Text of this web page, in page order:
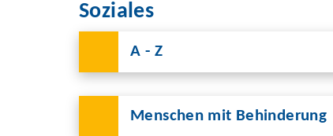
Soziales
A - Z
Menschen mit Behinderung